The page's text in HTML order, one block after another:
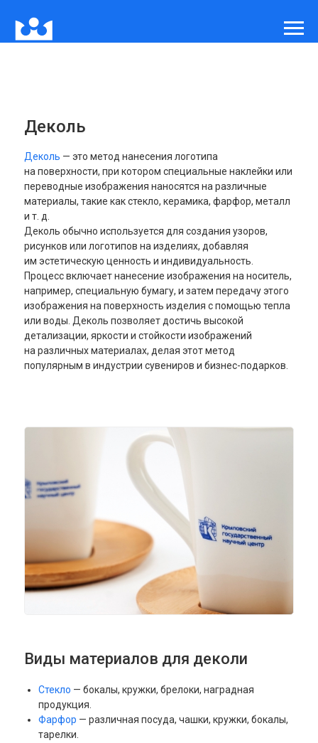
Деколь — это метод нанесения логотипа
на поверхности, при котором специальные наклейки или
переводные изображения наносятся на различные
материалы, такие как стекло, керамика, фарфор, металл
и т. д.
Деколь обычно используется для создания узоров,
рисунков или логотипов на изделиях, добавляя
им эстетическую ценность и индивидуальность.
Процесс включает нанесение изображения на носитель,
например, специальную бумагу, и затем передачу этого
изображения на поверхность изделия с помощью тепла
или воды. Деколь позволяет достичь высокой
детализации, яркости и стойкости изображений
на различных материалах, делая этот метод
популярным в индустрии сувениров и бизнес-подарков.
Деколь
Стекло — бокалы, кружки, брелоки, наградная
продукция.
Фарфор — различная посуда, чашки, кружки, бокалы,
тарелки.
Виды материалов для деколи